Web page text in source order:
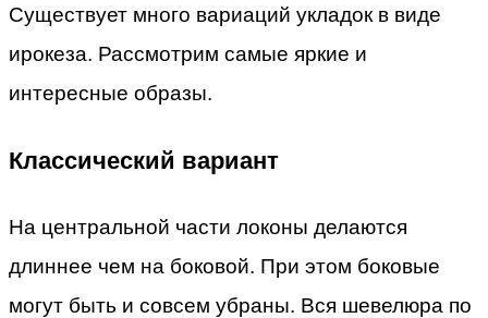
Существует много вариаций укладок в виде
ирокеза. Рассмотрим самые яркие и
интересные образы.
Классический вариант
На центральной части локоны делаются
длиннее чем на боковой. При этом боковые
могут быть и совсем убраны. Вся шевелюра по